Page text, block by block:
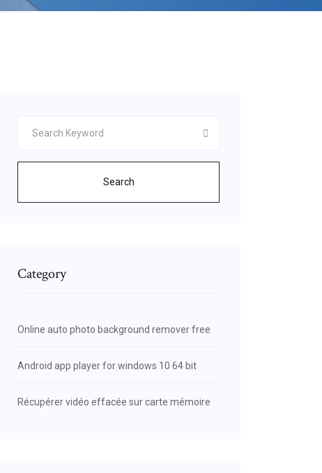
Search
Category
Online auto photo background remover free
Android app player for windows 10 64 bit
Récupérer vidéo effacée sur carte mémoire